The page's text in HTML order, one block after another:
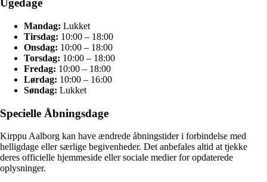
Ugedage
Mandag: Lukket
Tirsdag: 10:00 – 18:00
Onsdag: 10:00 – 18:00
Torsdag: 10:00 – 18:00
Fredag: 10:00 – 18:00
Lørdag: 10:00 – 16:00
Søndag: Lukket
Specielle Åbningsdage
Kirppu Aalborg kan have ændrede åbningstider i forbindelse med
helligdage eller særlige begivenheder. Det anbefales altid at tjekke
deres officielle hjemmeside eller sociale medier for opdaterede
oplysninger.